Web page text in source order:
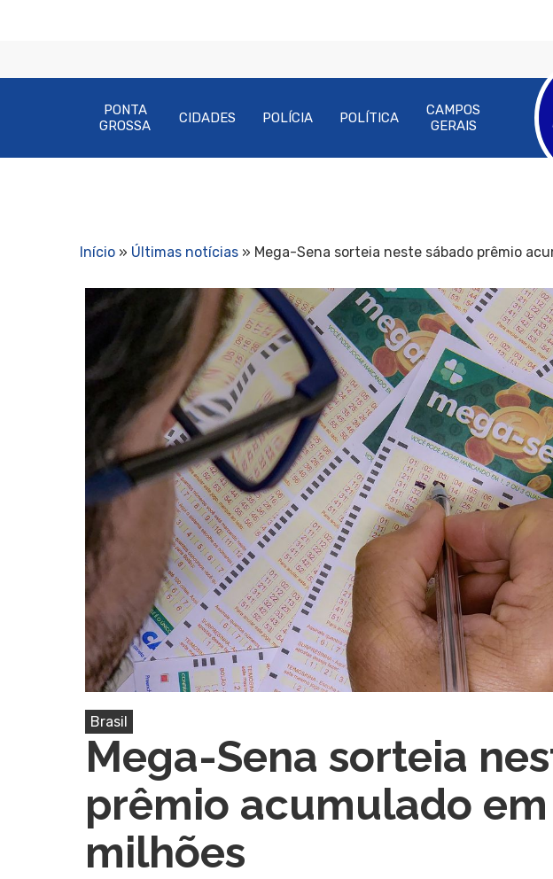
Pressione Enter para pesquisar ou ESC para fechar
PONTA
GROSSA
CIDADES POLÍCIA POLÍTICA
CAMPOS
GERAIS
Início » Últimas notícias » Mega-Sena sorteia neste sábado prêmio
Brasil
Mega-Sena sorteia
prêmio acumulado em
milhões